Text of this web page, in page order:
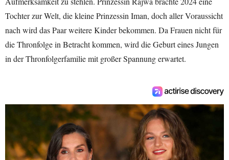
Tochter zur Welt, die kleine Prinzessin Iman, doch aller Voraussicht
nach wird das Paar weitere Kinder bekommen. Da Frauen nicht für
die Thronfolge in Betracht kommen, wird die Geburt eines Jungen
in der Thronfolgerfamilie mit großer Spannung erwartet.